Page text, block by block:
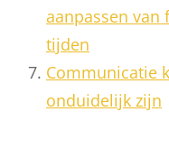
aanpassen
tijden
Communicatie
onduidelijk zijn